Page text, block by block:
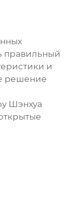
правильный
и
решение
Шэнхуа